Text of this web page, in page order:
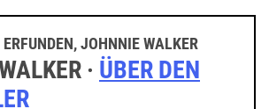
JOHNNIE WALKER
· ÜBER DEN